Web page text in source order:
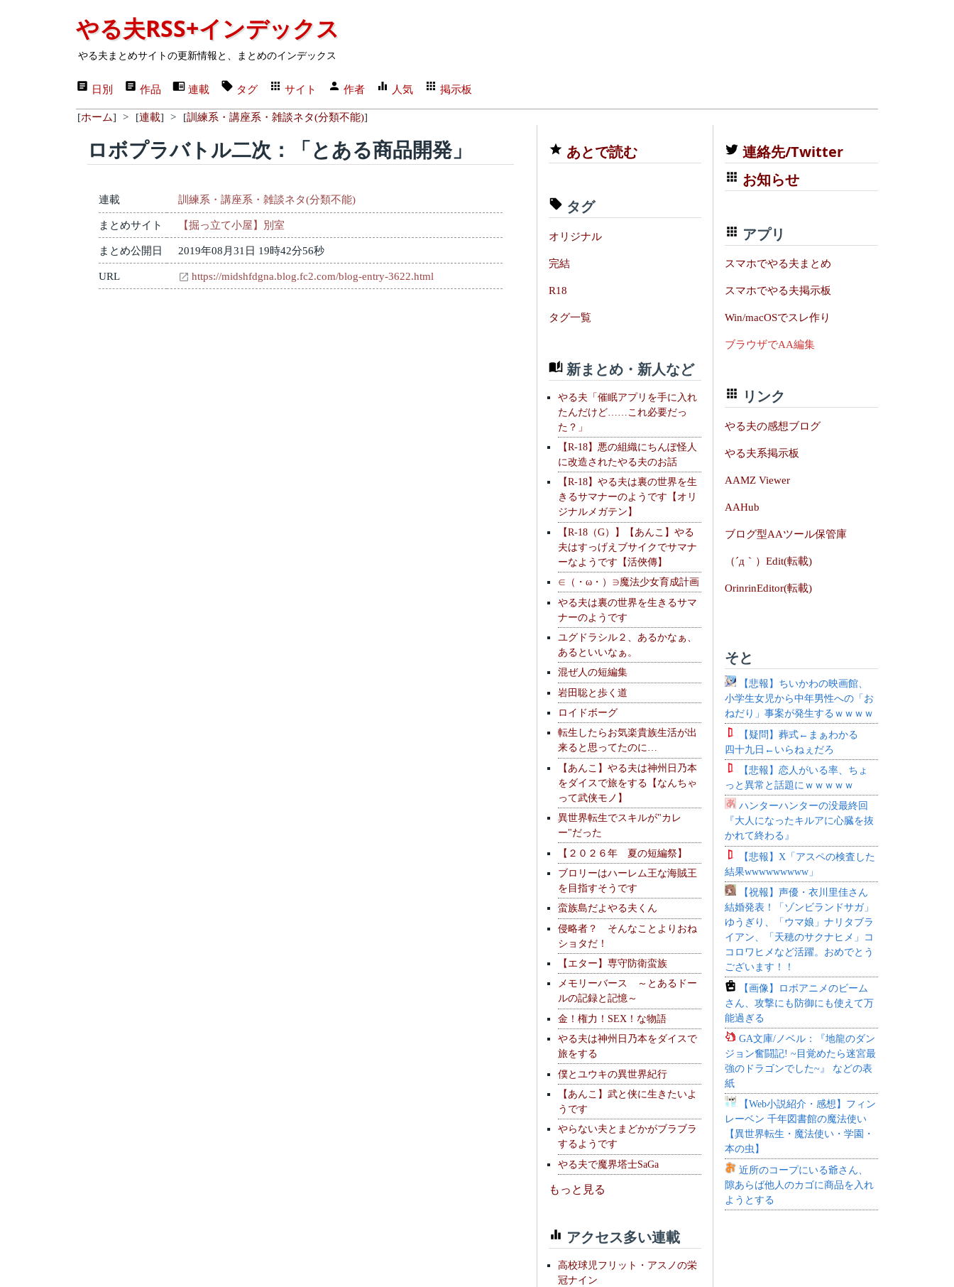
やる夫RSS+インデックス
やる夫まとめサイトの更新情報と、まとめのインデックス
日別 作品 連載 タグ サイト 作者 人気 掲示板
[ホーム] > [連載] > [訓練系・講座系・雑談ネタ(分類不能)]
ロボプラバトル二次：「とある商品開発」
連載 訓練系・講座系・雑談ネタ(分類不能)
まとめサイト 【掘っ立て小屋】別室
まとめ公開日 2019年08月31日 19時42分56秒
URL https://midshfdgna.blog.fc2.com/blog-entry-3622.html
あとで読む
タグ
オリジナル
完結
R18
タグ一覧
新まとめ・新人など
やる夫「催眠アプリを手に入れ
たんだけど……これ必要だっ
た？」
【R-18】悪の組織にちんぽ怪人
に改造されたやる夫のお話
【R-18】やる夫は裏の世界を生
きるサマナーのようです【オリ
ジナルメガテン】
【R-18（G）】【あんこ】やる
夫はすっげえブサイクでサマナ
ーなようです【活俠傳】
∈（・ω・）∋魔法少女育成計画
やる夫は裏の世界を生きるサマ
ナーのようです
ユグドラシル２、あるかなぁ、
あるといいなぁ。
混ぜ人の短編集
岩田聡と歩く道
ロイドボーグ
転生したらお気楽貴族生活が出
来ると思ってたのに…
【あんこ】やる夫は神州日乃本
をダイスで旅をする【なんちゃ
って武侠モノ】
異世界転生でスキルが"カレ
ー"だった
【２０２６年 夏の短編祭】
ブロリーはハーレム王な海賊王
を目指すそうです
蛮族島だよやる夫くん
侵略者？ そんなことよりおね
ショタだ！
【エター】専守防衛蛮族
メモリーバース ～とあるドー
ルの記録と記憶～
金！権力！SEX！な物語
やる夫は神州日乃本をダイスで
旅をする
僕とユウキの異世界紀行
【あんこ】武と侠に生きたいよ
うです
やらない夫とまどかがブラブラ
するようです
やる夫で魔界塔士SaGa
もっと見る
アクセス多い連載
高校球児フリット・アスノの栄
冠ナイン
連絡先/Twitter
お知らせ
アプリ
スマホでやる夫まとめ
スマホでやる夫掲示板
Win/macOSでスレ作り
ブラウザでAA編集
リンク
やる夫の感想ブログ
やる夫系掲示板
AAMZ Viewer
AAHub
ブログ型AAツール保管庫
（´д｀）Edit(転載)
OrinrinEditor(転載)
そと
【悲報】ちいかわの映画館、
小学生女児から中年男性への「お
ねだり」事案が発生するｗｗｗｗ
【疑問】葬式←まぁわかる
四十九日←いらねぇだろ
【悲報】恋人がいる率、ちょ
っと異常と話題にｗｗｗｗｗ
ハンターハンターの没最終回
『大人になったキルアに心臓を抜
かれて終わる』
【悲報】X「アスペの検査した
結果wwwwwwwww」
【祝報】声優・衣川里佳さん
結婚発表！「ゾンビランドサガ」
ゆうぎり、「ウマ娘」ナリタブラ
イアン、「天穂のサクナヒメ」コ
コロワヒメなど活躍。おめでとう
ございます！！
【画像】ロボアニメのビーム
さん、攻撃にも防御にも使えて万
能過ぎる
GA文庫/ノベル：『地龍のダン
ジョン奮闘記! ~目覚めたら迷宮最
強のドラゴンでした~』 などの表
紙
【Web小説紹介・感想】フィン
レーベン 千年図書館の魔法使い
【異世界転生・魔法使い・学園・
本の虫】
近所のコープにいる爺さん、
隙あらば他人のカゴに商品を入れ
ようとする